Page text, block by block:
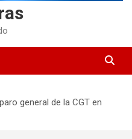
general de la CGT en